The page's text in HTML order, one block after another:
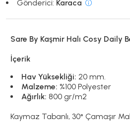
Gönderici: Karaca
Sare By Kaşmir Halı Cosy Daily
İçerik
Hav Yüksekliği:20 mm.
Malzeme: %100 Polyester
Ağırlık: 800 gr/m2
Kaymaz Tabanlı, 30° Çamaşır